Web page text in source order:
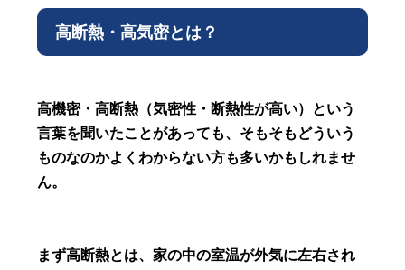
高断熱・高気密とは？
高機密・高断熱（気密性・断熱性が高い）という
言葉を聞いたことがあっても、そもそもどういう
ものなのかよくわからない方も多いかもしれませ
ん。
まず高断熱とは、家の中の室温が外気に左右され